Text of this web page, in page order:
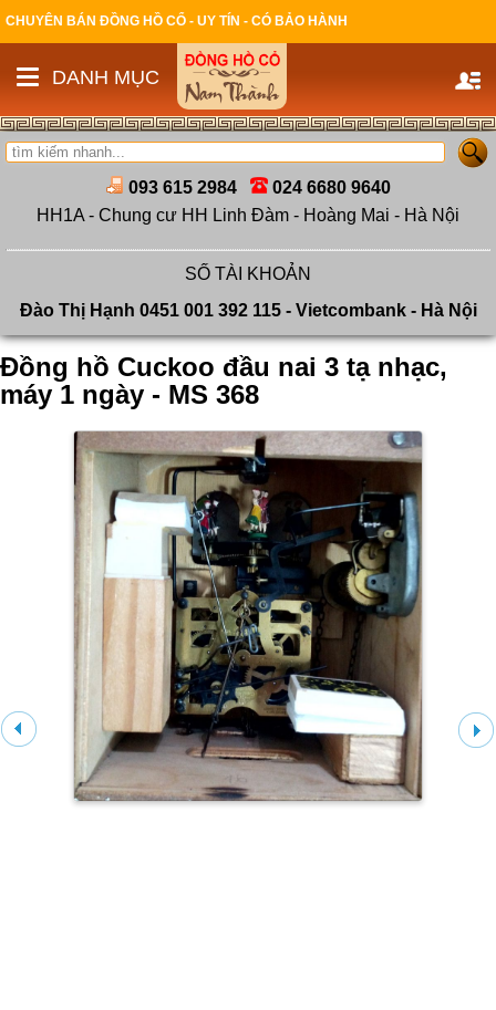
CHUYÊN BÁN ĐỒNG HỒ CỔ - UY TÍN - CÓ BẢO HÀNH
DANH MỤC
093 615 2984
024 6680 9640
HH1A - Chung cư HH Linh Đàm - Hoàng Mai - Hà Nội
SỐ TÀI KHOẢN
Đào Thị Hạnh 0451 001 392 115 - Vietcombank - Hà Nội
Đồng hồ Cuckoo đầu nai 3 tạ nhạc,
máy 1 ngày - MS 368